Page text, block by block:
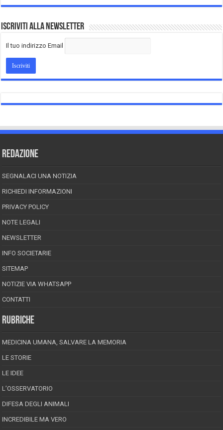
Iscriviti alla Newsletter
Il tuo indirizzo Email
REDAZIONE
SEGNALACI UNA NOTIZIA
RICHIEDI INFORMAZIONI
PRIVACY POLICY
NOTE LEGALI
NEWSLETTER
INFO SOCIETARIE
SITEMAP
NOTIZIE VIA WHATSAPP
CONTATTI
RUBRICHE
MEDICINA UMANA, SALVARE LA MEMORIA
LE STORIE
LE IDEE
L’OSSERVATORIO
DIFESA DEGLI ANIMALI
INCREDIBILE MA VERO